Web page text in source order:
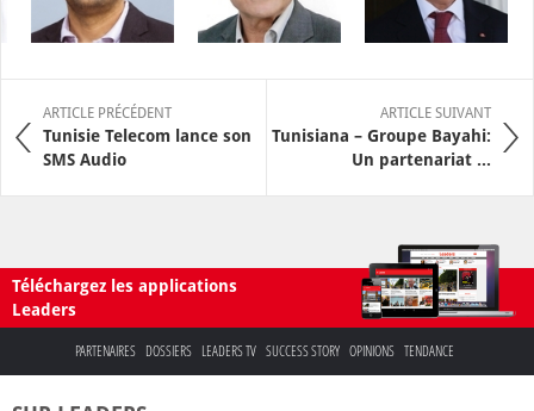
ARTICLE PRÉCÉDENT
Tunisie Telecom lance son
SMS Audio
ARTICLE SUIVANT
Tunisiana – Groupe Bayahi:
Un partenariat ...
Téléchargez les applications
Leaders
PARTENAIRES DOSSIERS LEADERS TV SUCCESS STORY OPINIONS TENDANCE